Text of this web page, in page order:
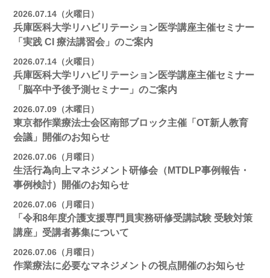
2026.07.14（火曜日）
兵庫医科大学リハビリテーション医学講座主催セミナー
「実践 CI 療法講習会」のご案内
2026.07.14（火曜日）
兵庫医科大学リハビリテーション医学講座主催セミナー
「脳卒中予後予測セミナー」のご案内
2026.07.09（木曜日）
東京都作業療法士会区南部ブロック主催「OT新人教育
会議」開催のお知らせ
2026.07.06（月曜日）
生活行為向上マネジメント研修会（MTDLP事例報告・
事例検討）開催のお知らせ
2026.07.06（月曜日）
「令和8年度介護支援専門員実務研修受講試験 受験対策
講座」受講者募集について
2026.07.06（月曜日）
作業療法に必要なマネジメントの視点開催のお知らせ